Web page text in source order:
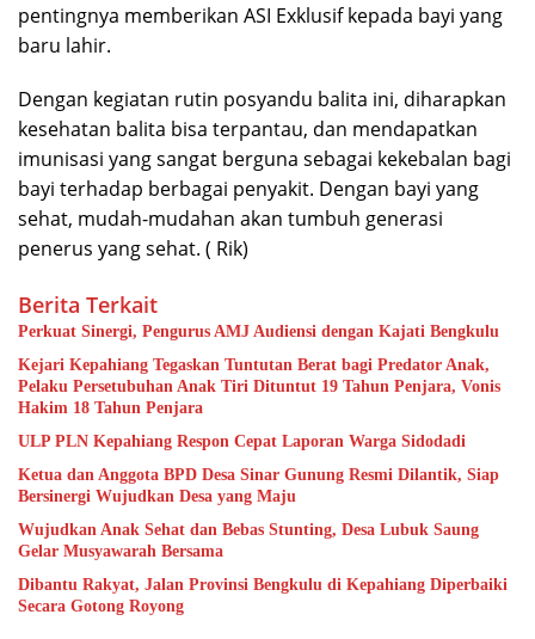
pentingnya memberikan ASI Exklusif kepada bayi yang
baru lahir.
Dengan kegiatan rutin posyandu balita ini, diharapkan
kesehatan balita bisa terpantau, dan mendapatkan
imunisasi yang sangat berguna sebagai kekebalan bagi
bayi terhadap berbagai penyakit. Dengan bayi yang
sehat, mudah-mudahan akan tumbuh generasi
penerus yang sehat. ( Rik)
Berita Terkait
Perkuat Sinergi, Pengurus AMJ Audiensi dengan Kajati Bengkulu
Kejari Kepahiang Tegaskan Tuntutan Berat bagi Predator Anak,
Pelaku Persetubuhan Anak Tiri Dituntut 19 Tahun Penjara, Vonis
Hakim 18 Tahun Penjara
ULP PLN Kepahiang Respon Cepat Laporan Warga Sidodadi
Ketua dan Anggota BPD Desa Sinar Gunung Resmi Dilantik, Siap
Bersinergi Wujudkan Desa yang Maju
Wujudkan Anak Sehat dan Bebas Stunting, Desa Lubuk Saung
Gelar Musyawarah Bersama
Dibantu Rakyat, Jalan Provinsi Bengkulu di Kepahiang Diperbaiki
Secara Gotong Royong